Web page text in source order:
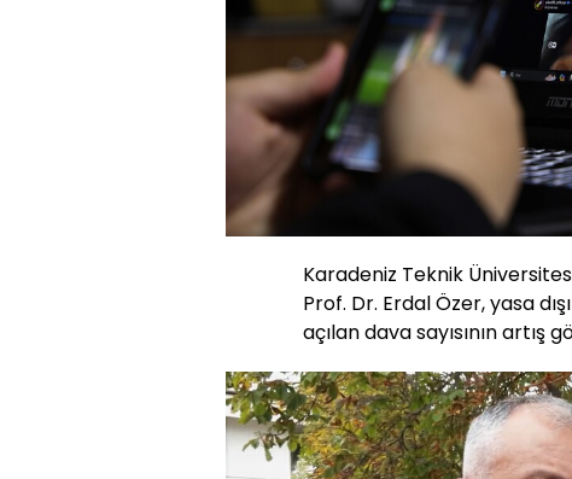
Karadeniz Teknik
Prof. Dr. Erdal Özer, yasa
açılan dava sayısının artış